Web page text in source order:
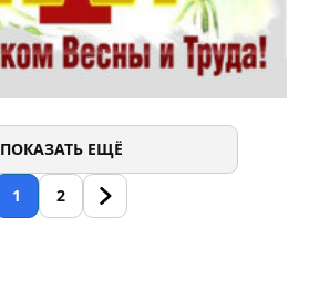
ПОКАЗАТЬ ЕЩЁ
1 2